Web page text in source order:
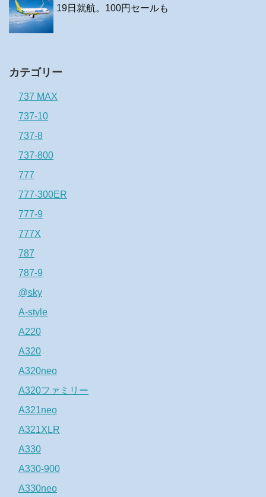
19日就航。100円セールも
カテゴリー
737 MAX
737-10
737-8
737-800
777
777-300ER
777-9
777X
787
787-9
@sky
A-style
A220
A320
A320neo
A320ファミリー
A321neo
A321XLR
A330
A330-900
A330neo